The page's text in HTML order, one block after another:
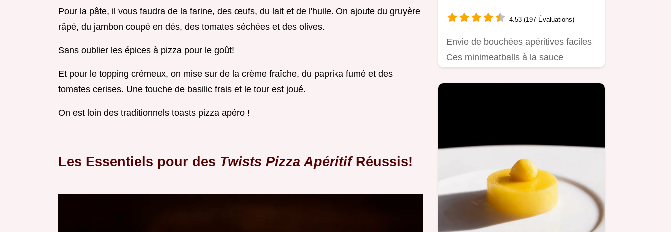
Pour la pâte, il vous faudra de la farine, des œufs, du lait et de l'huile. On ajoute du gruyère
râpé, du jambon coupé en dés, des tomates séchées et des olives.
Sans oublier les épices à pizza pour le goût!
Et pour le topping crémeux, on mise sur de la crème fraîche, du paprika fumé et des
tomates cerises. Une touche de basilic frais et le tour est joué.
On est loin des traditionnels toasts pizza apéro !
Les Essentiels pour des Twists Pizza ApéritifRéussis!
4.53 (197 Évaluations)
Envie de bouchées apéritives faciles
Ces minimeatballs à la sauce